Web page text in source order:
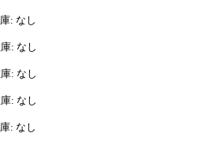
: なし
: なし
: なし
: なし
: なし